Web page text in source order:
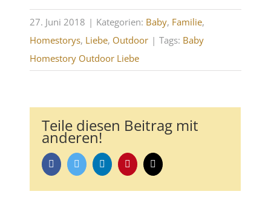
27. Juni 2018 | Kategorien: Baby, Familie,
Homestorys, Liebe, Outdoor | Tags: Baby
Homestory Outdoor Liebe
Teile diesen Beitrag mit
anderen!
FacebookTwitter LinkedInPinterestE-
Mail